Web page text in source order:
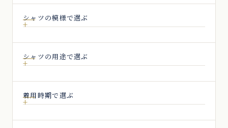
シャツの模様で選ぶ
シャツの用途で選ぶ
着用時期で選ぶ